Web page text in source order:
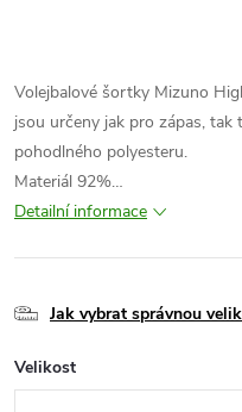
Volejbalové šortky Mizuno
jsou určeny jak pro zápas, tak
pohodlného polyesteru.
Materiál 92%…
Detailní informace
Jak vybrat správnou
Velikost